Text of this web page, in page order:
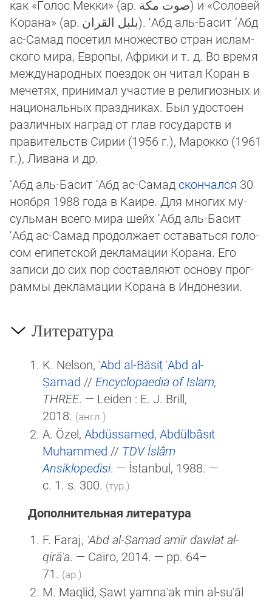
как «Голос Мекки» (ар. صوت مكة‎) и «Соло­вей
Ко­рана» (ар. بلبل القران‎). ‘Абд аль-Басит ‘Абд
ас-Самад посетил множество стран ислам­
ско­го ми­ра, Ев­ропы, Африки и т. д. Во время
между­народных поездок он читал Коран в
мече­тях, принимал участие в религи­озных и
нацио­нальных празд­ни­ках. Был удостоен
раз­лич­ных наград от глав госу­дарств и
прави­тельств Сирии (1956 г.), Марокко (1961
г.), Ли­ва­на и др.
‘Абд аль-Басит ‘Абд ас-Самад скончался 30
ноября 1988 года в Каире. Для многих му­
суль­ман всего мира шейх ‘Абд аль-Басит
‘Абд ас-Самад продолжает ос­та­ваться го­ло­
сом египетской де­кла­мации Корана. Его
записи до сих пор со­ставляют основу прог­
рам­мы декламации Корана в Ин­до­незии.
Литература
K. Nelson, ʿAbd al-Bāsiṭ ʿAbd al-
Ṣamad // Encyclopaedia of Islam,
THREE. — Leiden : E. J. Brill,
2018. (англ.)
A. Özel, Abdüssamed, Abdülbâsıt
Muhammed // TDV İslâm
Ansiklopedisi. — İstanbul, 1988. —
c. 1. s. 300. (тур.)
Дополнительная литература
F. Faraj, ʿAbd al-Ṣamad amīr dawlat al-
qirāʾa. — Cairo, 2014. — pp. 64–
71. (ар.)
M. Maqlid, Ṣawt yamnaʿak min al-suʿāl